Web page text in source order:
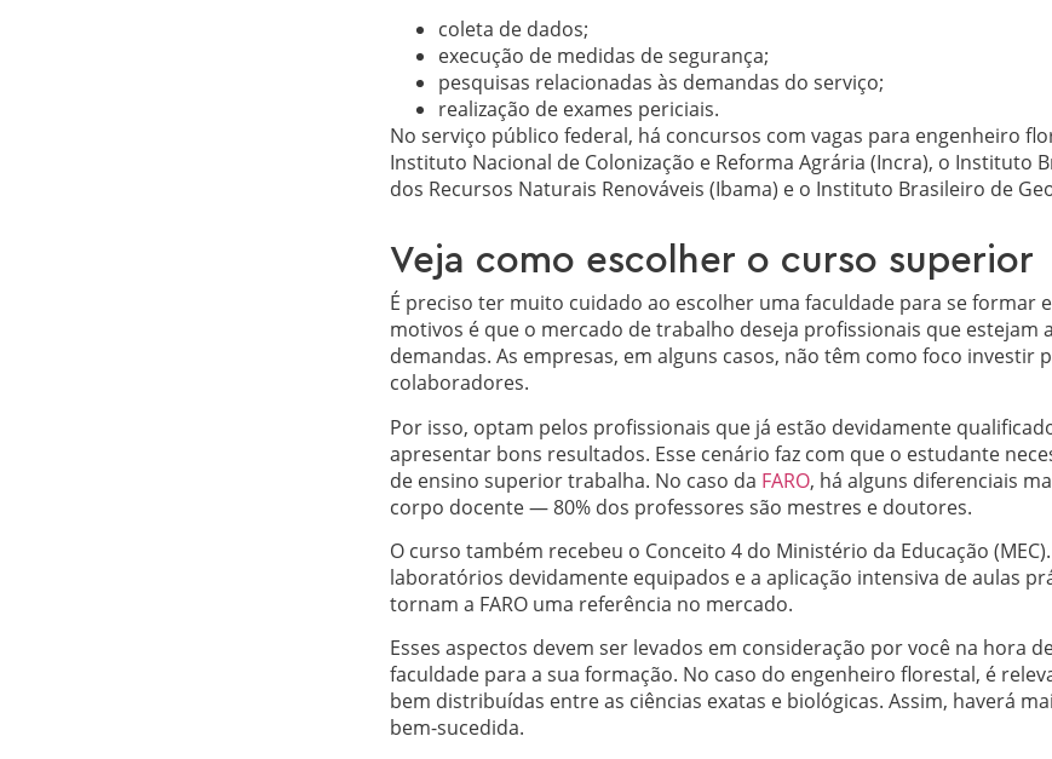
coleta de dados;
execução de medidas de segurança;
pesquisas relacionadas às demandas do serviço;
realização de exames periciais.
No serviço público federal, há concursos com vagas para engenheiro
Instituto Nacional de Colonização e Reforma Agrária (Incra), o Instituto
dos Recursos Naturais Renováveis (Ibama) e o Instituto Brasileiro de
Veja como escolher o curso superior
É preciso ter muito cuidado ao escolher uma faculdade para se formar
motivos é que o mercado de trabalho deseja profissionais que estejam
demandas. As empresas, em alguns casos, não têm como foco investir
colaboradores.
Por isso, optam pelos profissionais que já estão devidamente
apresentar bons resultados. Esse cenário faz com que o estudante
de ensino superior trabalha. No caso da FARO, há alguns diferenciais
corpo docente — 80% dos professores são mestres e doutores.
O curso também recebeu o Conceito 4 do Ministério da Educação
laboratórios devidamente equipados e a aplicação intensiva de aulas
tornam a FARO uma referência no mercado.
Esses aspectos devem ser levados em consideração por você na hora
faculdade para a sua formação. No caso do engenheiro florestal, é
bem distribuídas entre as ciências exatas e biológicas. Assim, haverá
bem-sucedida.